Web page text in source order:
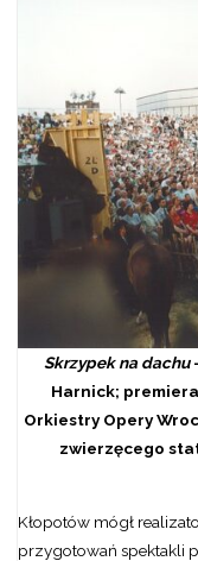
Skrzypek na dachu
Harnick;
Orkiestry Opery
zwierzęcego
Kłopotów mógł
przygotowań spektakli